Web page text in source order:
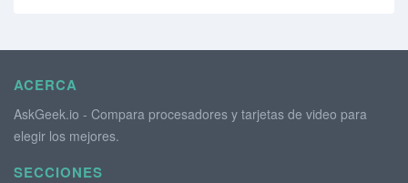
ACERCA
AskGeek.io - Compara procesadores y tarjetas de video para
elegir los mejores.
SECCIONES